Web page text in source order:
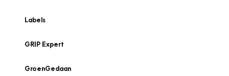
Labels
GRIP Expert
GroenGedaan